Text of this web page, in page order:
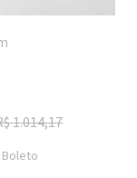
1.014,17
Boleto